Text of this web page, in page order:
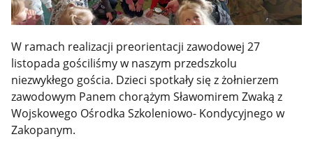
W ramach realizacji preorientacji zawodowej 27
listopada gościliśmy w naszym przedszkolu
niezwykłego gościa. Dzieci spotkały się z żołnierzem
zawodowym Panem chorążym Sławomirem Zwaką z
Wojskowego Ośrodka Szkoleniowo- Kondycyjnego w
Zakopanym.